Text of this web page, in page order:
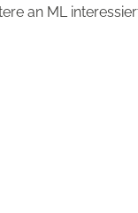
an ML